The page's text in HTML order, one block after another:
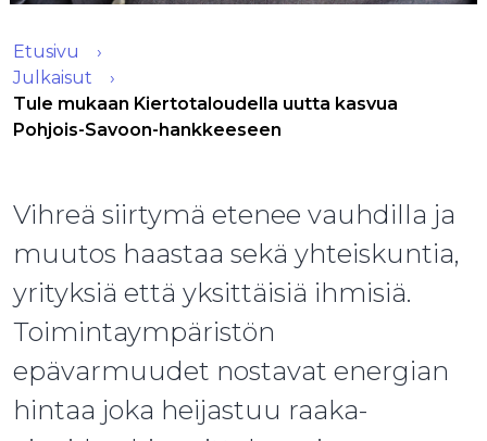
Etusivu
Julkaisut
Tule mukaan Kiertotaloudella uutta kasvua
Pohjois-Savoon-hankkeeseen
Vihreä siirtymä etenee vauhdilla ja
muutos haastaa sekä yhteiskuntia,
yrityksiä että yksittäisiä ihmisiä.
Toimintaympäristön
epävarmuudet nostavat energian
hintaa joka heijastuu raaka-